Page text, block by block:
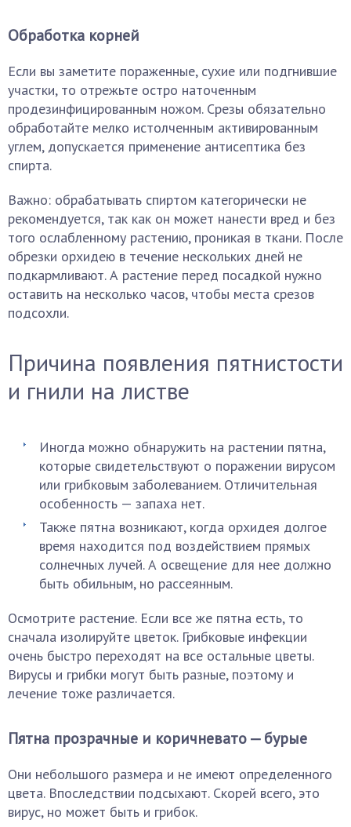
Обработка корней
Если вы заметите пораженные, сухие или подгнившие
участки, то отрежьте остро наточенным
продезинфицированным ножом. Срезы обязательно
обработайте мелко истолченным активированным
углем, допускается применение антисептика без
спирта.
Важно: обрабатывать спиртом категорически не
рекомендуется, так как он может нанести вред и без
того ослабленному растению, проникая в ткани. После
обрезки орхидею в течение нескольких дней не
подкармливают. А растение перед посадкой нужно
оставить на несколько часов, чтобы места срезов
подсохли.
Причина появления пятнистости
и гнили на листве
Иногда можно обнаружить на растении пятна,
которые свидетельствуют о поражении вирусом
или грибковым заболеванием. Отличительная
особенность — запаха нет.
Также пятна возникают, когда орхидея долгое
время находится под воздействием прямых
солнечных лучей. А освещение для нее должно
быть обильным, но рассеянным.
Осмотрите растение. Если все же пятна есть, то
сначала изолируйте цветок. Грибковые инфекции
очень быстро переходят на все остальные цветы.
Вирусы и грибки могут быть разные, поэтому и
лечение тоже различается.
Пятна прозрачные и коричневато — бурые
Они небольшого размера и не имеют определенного
цвета. Впоследствии подсыхают. Скорей всего, это
вирус, но может быть и грибок.